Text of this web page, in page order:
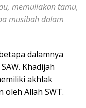
memuliakan tamu,
musibah dalam
dalamnya
Khadijah
akhlak
oleh Allah SWT.